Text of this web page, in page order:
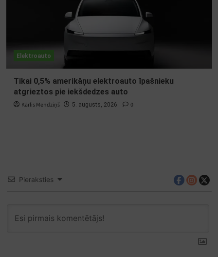
Elektroauto
Tikai 0,5% amerikāņu elektroauto īpašnieku
atgrieztos pie iekšdedzes auto
Kārlis Mendziņš 5. augusts, 2026. 0
Pieraksties